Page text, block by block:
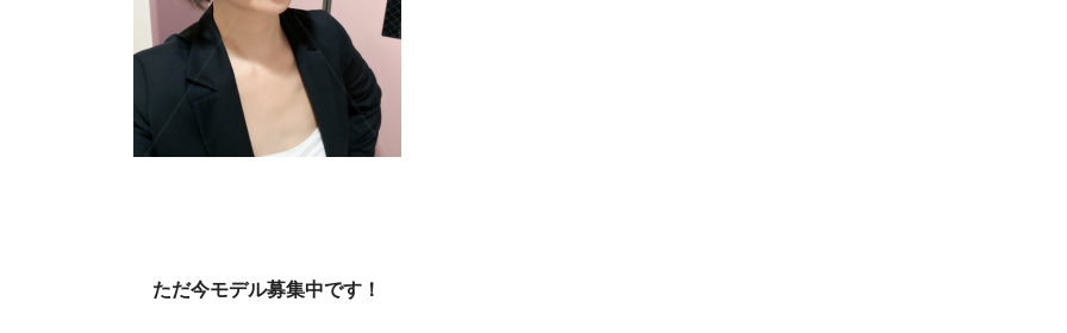
ただ今モデル募集中です！